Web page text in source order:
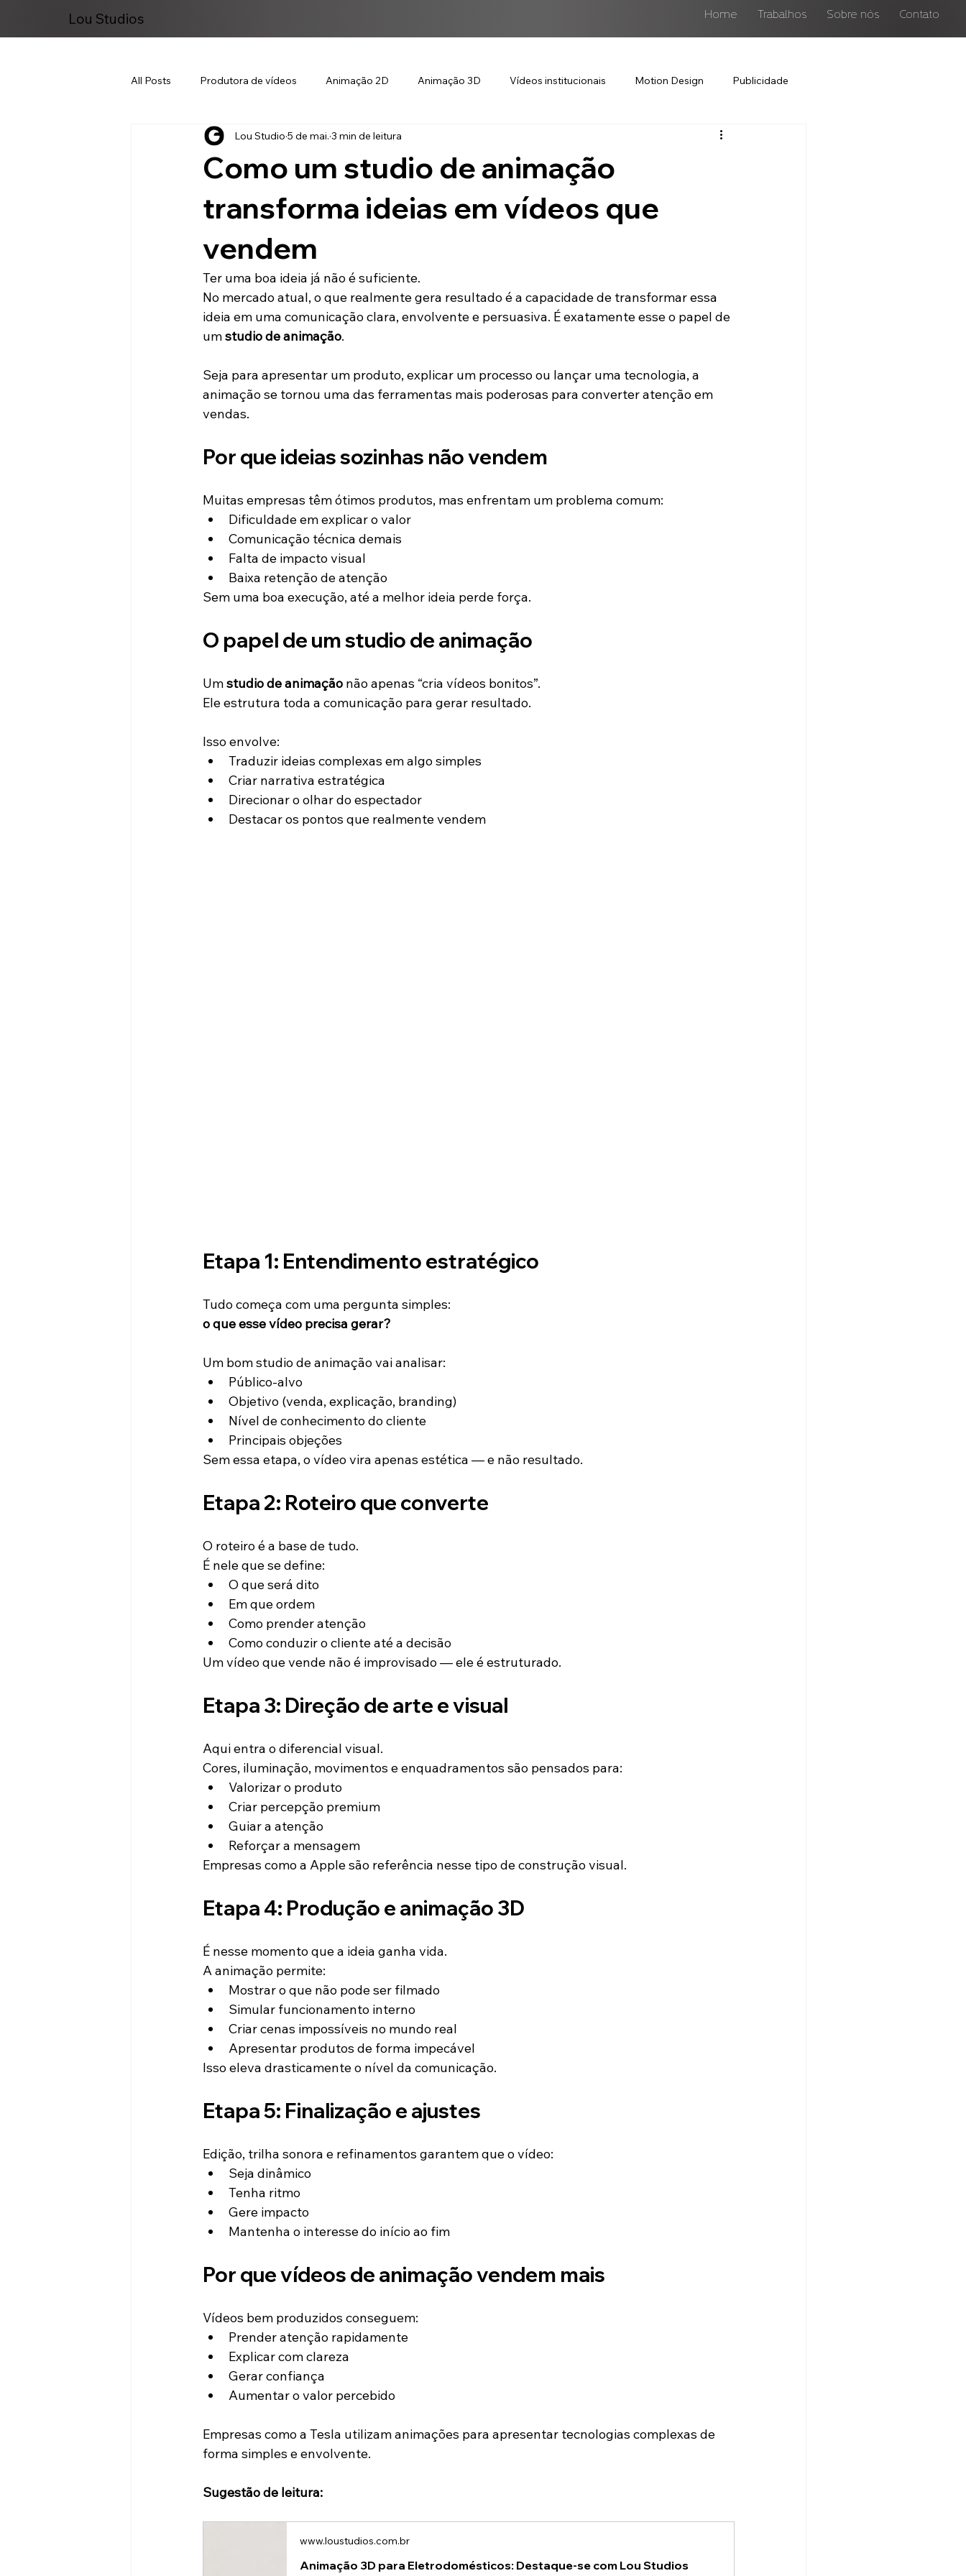
Lou Studios Home Trabalhos Sobre nós Contato
All Posts Produtora de vídeos Animação 2D Animação 3D Vídeos institucionais Motion Design Publicidade
Marketing Digital
Como um studio de animação
transforma ideias em vídeos que
vendem
Lou Studio 5 de mai. 3 min de leitura
Ter uma boa ideia já não é suficiente.
No mercado atual, o que realmente gera resultado é a capacidade de transformar essa
ideia em uma comunicação clara, envolvente e persuasiva. É exatamente esse o papel de
um studio de animação.
Seja para apresentar um produto, explicar um processo ou lançar uma tecnologia, a
animação se tornou uma das ferramentas mais poderosas para converter atenção em
vendas.
Por que ideias sozinhas não vendem
Muitas empresas têm ótimos produtos, mas enfrentam um problema comum:
Dificuldade em explicar o valor
Comunicação técnica demais
Falta de impacto visual
Baixa retenção de atenção
Sem uma boa execução, até a melhor ideia perde força.
O papel de um studio de animação
Um studio de animação não apenas “cria vídeos bonitos”.
Ele estrutura toda a comunicação para gerar resultado.
Isso envolve:
Traduzir ideias complexas em algo simples
Criar narrativa estratégica
Direcionar o olhar do espectador
Destacar os pontos que realmente vendem
Etapa 1: Entendimento estratégico
Tudo começa com uma pergunta simples:
o que esse vídeo precisa gerar?
Um bom studio de animação vai analisar:
Público-alvo
Objetivo (venda, explicação, branding)
Nível de conhecimento do cliente
Principais objeções
Sem essa etapa, o vídeo vira apenas estética — e não resultado.
Etapa 2: Roteiro que converte
O roteiro é a base de tudo.
É nele que se define:
O que será dito
Em que ordem
Como prender atenção
Como conduzir o cliente até a decisão
Um vídeo que vende não é improvisado — ele é estruturado.
Etapa 3: Direção de arte e visual
Aqui entra o diferencial visual.
Cores, iluminação, movimentos e enquadramentos são pensados para:
Valorizar o produto
Criar percepção premium
Guiar a atenção
Reforçar a mensagem
Empresas como a Apple são referência nesse tipo de construção visual.
Etapa 4: Produção e animação 3D
É nesse momento que a ideia ganha vida.
A animação permite:
Mostrar o que não pode ser filmado
Simular funcionamento interno
Criar cenas impossíveis no mundo real
Apresentar produtos de forma impecável
Isso eleva drasticamente o nível da comunicação.
Etapa 5: Finalização e ajustes
Edição, trilha sonora e refinamentos garantem que o vídeo:
Seja dinâmico
Tenha ritmo
Gere impacto
Mantenha o interesse do início ao fim
Por que vídeos de animação vendem mais
Vídeos bem produzidos conseguem:
Prender atenção rapidamente
Explicar com clareza
Gerar confiança
Aumentar o valor percebido
Empresas como a Tesla utilizam animações para apresentar tecnologias complexas de
forma simples e envolvente.
Sugestão de leitura:
www.loustudios.com.br
Animação 3D para Eletrodomésticos: Destaque-se com Lou Studios